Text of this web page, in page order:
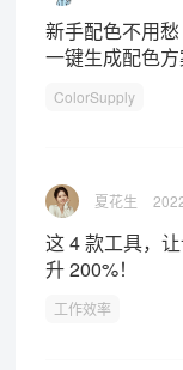
新手配色不用
一键生成配色方
ColorSupply
夏花生
这 4 款工具，
升 200%！
工作效率